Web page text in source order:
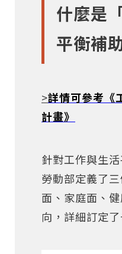
什麼是
平衡補
>詳情可參考《
計畫》
針對工作與生
勞動部定義了
面、家庭面、
向，詳細訂定